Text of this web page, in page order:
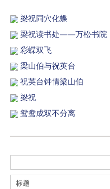
梁祝同穴化蝶
梁祝读书处——万松书院
彩蝶双飞
梁山伯与祝英台
祝英台钟情梁山伯
梁祝
鸳鸯成双不分离